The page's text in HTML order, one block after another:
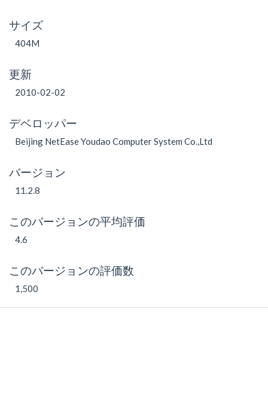
サイズ
404M
更新
2010-02-02
デベロッパー
Beijing NetEase Youdao Computer System Co.,Ltd
バージョン
11.2.8
このバージョンの平均評価
4.6
このバージョンの評価数
1,500